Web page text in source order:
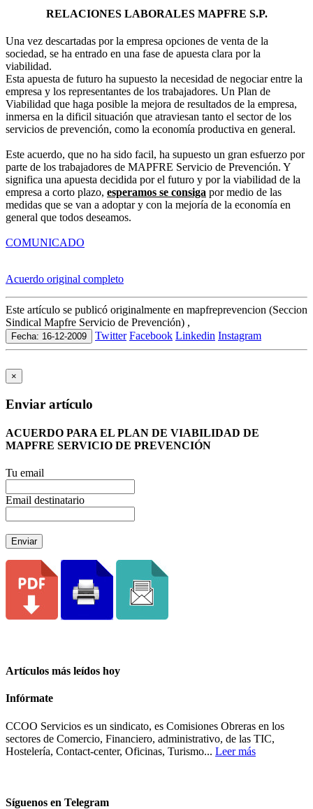
RELACIONES LABORALES MAPFRE S.P.
Una vez descartadas por la empresa opciones de venta de la
sociedad, se ha entrado en una fase de apuesta clara por la
viabilidad.
Esta apuesta de futuro ha supuesto la necesidad de negociar entre la
empresa y los representantes de los trabajadores. Un Plan de
Viabilidad que haga posible la mejora de resultados de la empresa,
inmersa en la dificil situación que atraviesan tanto el sector de los
servicios de prevención, como la economía productiva en general.
Este acuerdo, que no ha sido facil, ha supuesto un gran esfuerzo por
parte de los trabajadores de MAPFRE Servicio de Prevención. Y
significa una apuesta decidida por el futuro y por la viabilidad de la
empresa a corto plazo, esperamos se consiga por medio de las
medidas que se van a adoptar y con la mejoría de la economía en
general que todos deseamos.
COMUNICADO
Acuerdo original completo
Este artículo se publicó originalmente en mapfreprevencion (Seccion
Sindical Mapfre Servicio de Prevención) ,
Fecha: 16-12-2009 Twitter Facebook Linkedin Instagram
×
Enviar artículo
ACUERDO PARA EL PLAN DE VIABILIDAD DE
MAPFRE SERVICIO DE PREVENCIÓN
Tu email
Email destinatario
Enviar
Artículos más leídos hoy
Infórmate
CCOO Servicios es un sindicato, es Comisiones Obreras en los
sectores de Comercio, Financiero, administrativo, de las TIC,
Hostelería, Contact-center, Oficinas, Turismo... Leer más
Síguenos en Telegram